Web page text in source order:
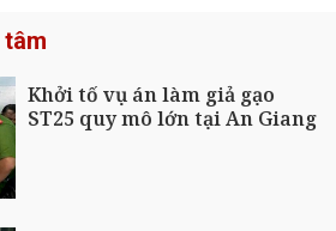
Khởi tố vụ án làm giả gạo
ST25 quy mô lớn tại An Giang